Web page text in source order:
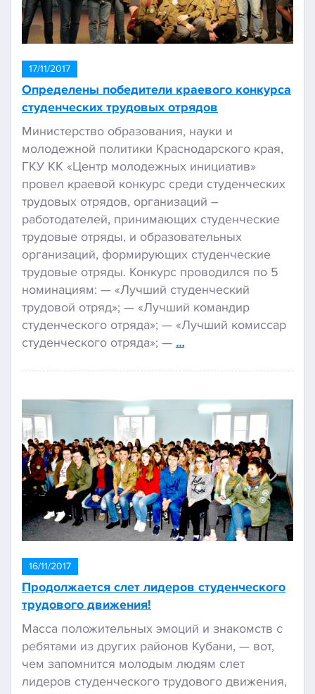
17/11/2017
Определены победители краевого конкурса
студенческих трудовых отрядов
Министерство образования, науки и
молодежной политики Краснодарского края,
ГКУ КК «Центр молодежных инициатив»
провел краевой конкурс среди студенческих
трудовых отрядов, организаций –
работодателей, принимающих студенческие
трудовые отряды, и образовательных
организаций, формирующих студенческие
трудовые отряды. Конкурс проводился по 5
номинациям: — «Лучший студенческий
трудовой отряд»; — «Лучший командир
студенческого отряда»; — «Лучший комиссар
студенческого отряда»; — …
16/11/2017
Продолжается слет лидеров студенческого
трудового движения!
Масса положительных эмоций и знакомств с
ребятами из других районов Кубани, — вот,
чем запомнится молодым людям слет
лидеров студенческого трудового движения,